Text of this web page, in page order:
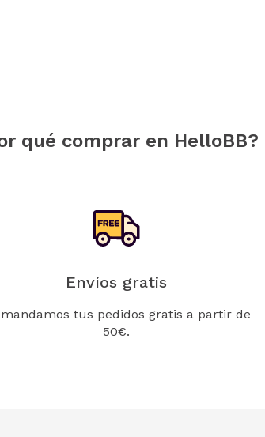
qué comprar en HelloBB?
Envíos gratis
mandamos tus pedidos gratis a partir de
50€.